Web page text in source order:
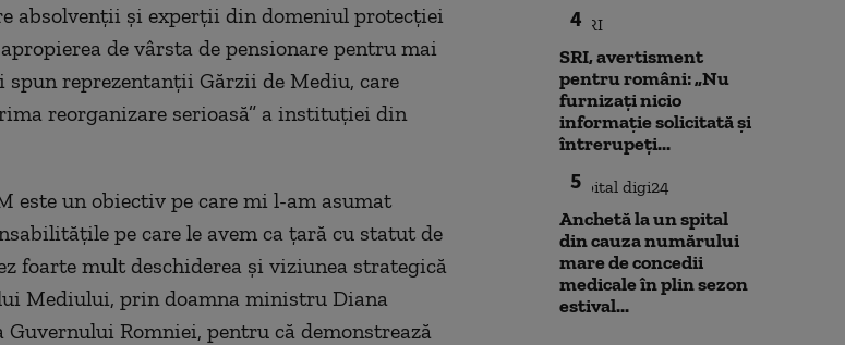
absolvenţii şi experţii din domeniul protecţiei
de vârsta de pensionare pentru mai
reprezentanții Gărzii de Mediu, care
reorganizare serioasă” a instituției din
este un obiectiv pe care mi l-am asumat
pe care le avem ca ţară cu statut de
foarte mult deschiderea şi viziunea strategică
Mediului, prin doamna ministru Diana
Romniei, pentru că demonstrează
4
SRI, avertisment
pentru români: „Nu
furnizați nicio
informație solicitată și
întrerupeți...
5
Anchetă la un spital
din cauza numărului
mare de concedii
medicale în plin sezon
estival...